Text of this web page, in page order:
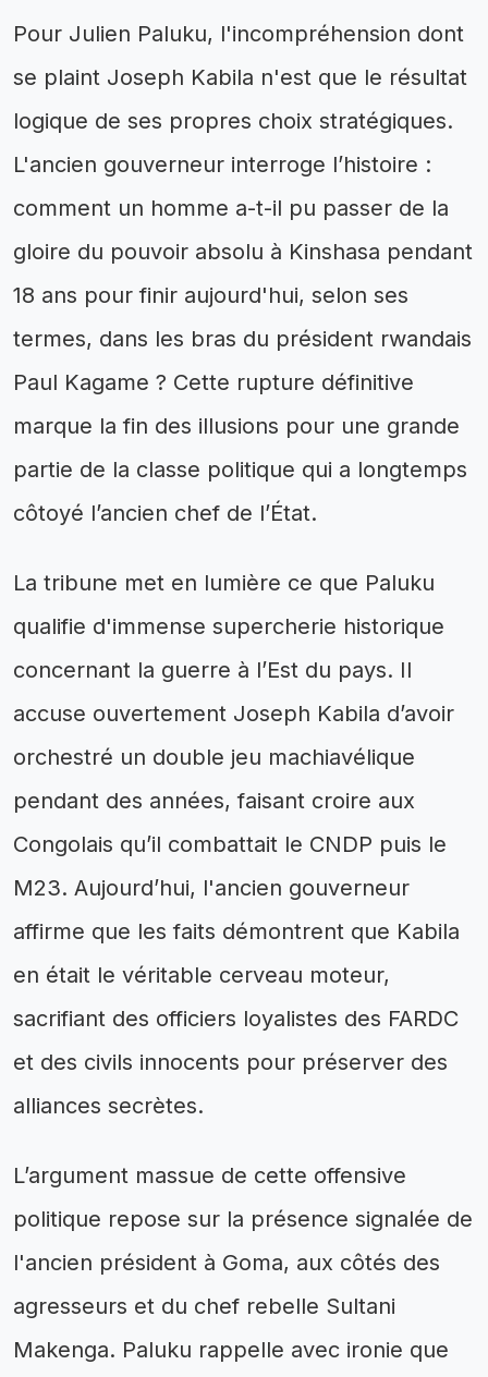
Pour Julien Paluku, l'incompréhension dont
se plaint Joseph Kabila n'est que le résultat
logique de ses propres choix stratégiques.
L'ancien gouverneur interroge l’histoire :
comment un homme a-t-il pu passer de la
gloire du pouvoir absolu à Kinshasa pendant
18 ans pour finir aujourd'hui, selon ses
termes, dans les bras du président rwandais
Paul Kagame ? Cette rupture définitive
marque la fin des illusions pour une grande
partie de la classe politique qui a longtemps
côtoyé l’ancien chef de l’État.
La tribune met en lumière ce que Paluku
qualifie d'immense supercherie historique
concernant la guerre à l’Est du pays. Il
accuse ouvertement Joseph Kabila d’avoir
orchestré un double jeu machiavélique
pendant des années, faisant croire aux
Congolais qu’il combattait le CNDP puis le
M23. Aujourd’hui, l'ancien gouverneur
affirme que les faits démontrent que Kabila
en était le véritable cerveau moteur,
sacrifiant des officiers loyalistes des FARDC
et des civils innocents pour préserver des
alliances secrètes.
L’argument massue de cette offensive
politique repose sur la présence signalée de
l'ancien président à Goma, aux côtés des
agresseurs et du chef rebelle Sultani
Makenga. Paluku rappelle avec ironie que